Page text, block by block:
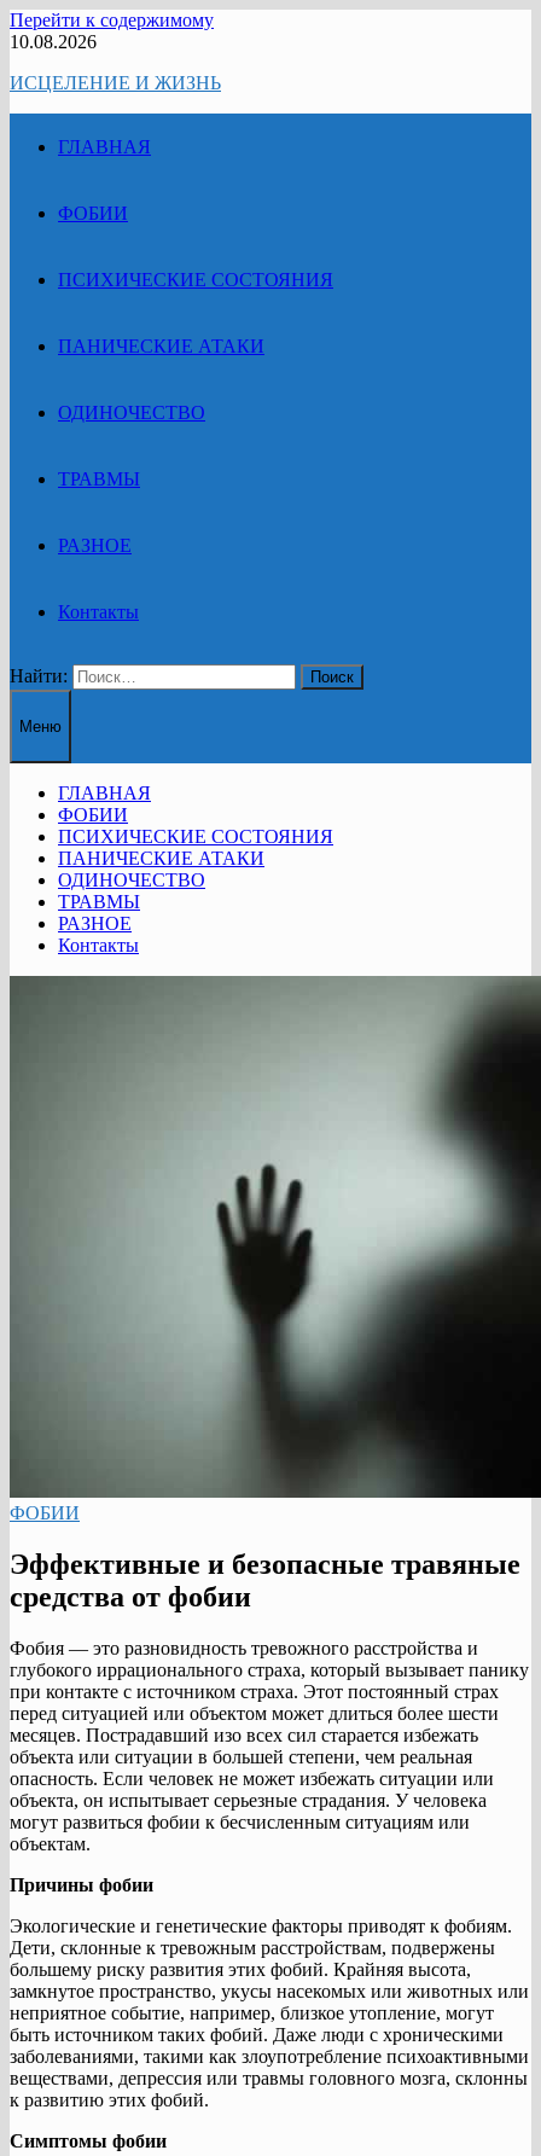
Перейти к содержимому
10.08.2026
ИСЦЕЛЕНИЕ И ЖИЗНЬ
ГЛАВНАЯ
ФОБИИ
ПСИХИЧЕСКИЕ СОСТОЯНИЯ
ПАНИЧЕСКИЕ АТАКИ
ОДИНОЧЕСТВО
ТРАВМЫ
РАЗНОЕ
Контакты
Найти:
Меню
ГЛАВНАЯ
ФОБИИ
ПСИХИЧЕСКИЕ СОСТОЯНИЯ
ПАНИЧЕСКИЕ АТАКИ
ОДИНОЧЕСТВО
ТРАВМЫ
РАЗНОЕ
Контакты
ФОБИИ
Эффективные и безопасные травяные
средства от фобии
Фобия — это разновидность тревожного расстройства и
глубокого иррационального страха, который вызывает панику
при контакте с источником страха. Этот постоянный страх
перед ситуацией или объектом может длиться более шести
месяцев. Пострадавший изо всех сил старается избежать
объекта или ситуации в большей степени, чем реальная
опасность. Если человек не может избежать ситуации или
объекта, он испытывает серьезные страдания. У человека
могут развиться фобии к бесчисленным ситуациям или
объектам.
Причины фобии
Экологические и генетические факторы приводят к фобиям.
Дети, склонные к тревожным расстройствам, подвержены
большему риску развития этих фобий. Крайняя высота,
замкнутое пространство, укусы насекомых или животных или
неприятное событие, например, близкое утопление, могут
быть источником таких фобий. Даже люди с хроническими
заболеваниями, такими как злоупотребление психоактивными
веществами, депрессия или травмы головного мозга, склонны
к развитию этих фобий.
Симптомы фобии